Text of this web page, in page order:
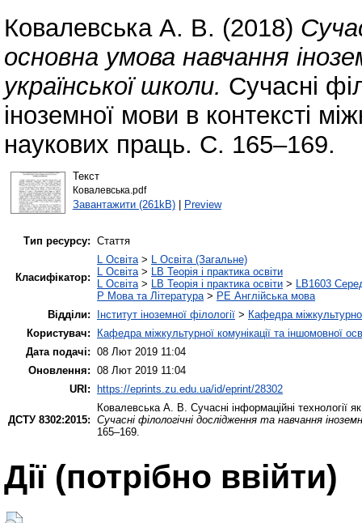
Ковалевська А. В. (2018)
основна умова навчання
української школи. Сучасні
іноземної мови в контексті
наукових праць. С. 165–169.
Текст
Ковалевська.pdf
Завантажити (261kB)| Preview
Тип ресурсу: Стаття
Класифікатор:
L Освіта> L Освіта (Загальне)
L Освіта> LB Теорія і практика освіти
L Освіта> LB Теорія і практика освіти > LB1603
P Мова та Література> PE Англійська мова
Відділи:
Інститут іноземної філології > Кафедра
Користувач:
Кафедра міжкультурної комунікації та іншомовної
Дата подачі: 08 Лют 2019 11:04
Оновлення: 08 Лют 2019 11:04
URI:
https://eprints.zu.edu.ua/id/eprint/28302
ДСТУ 8302:2015:
Ковалевська А. В. Сучасні інформаційні
Сучасні філологічні дослідження та навчання
165–169.
Дії ​​(потрібно ввійти)